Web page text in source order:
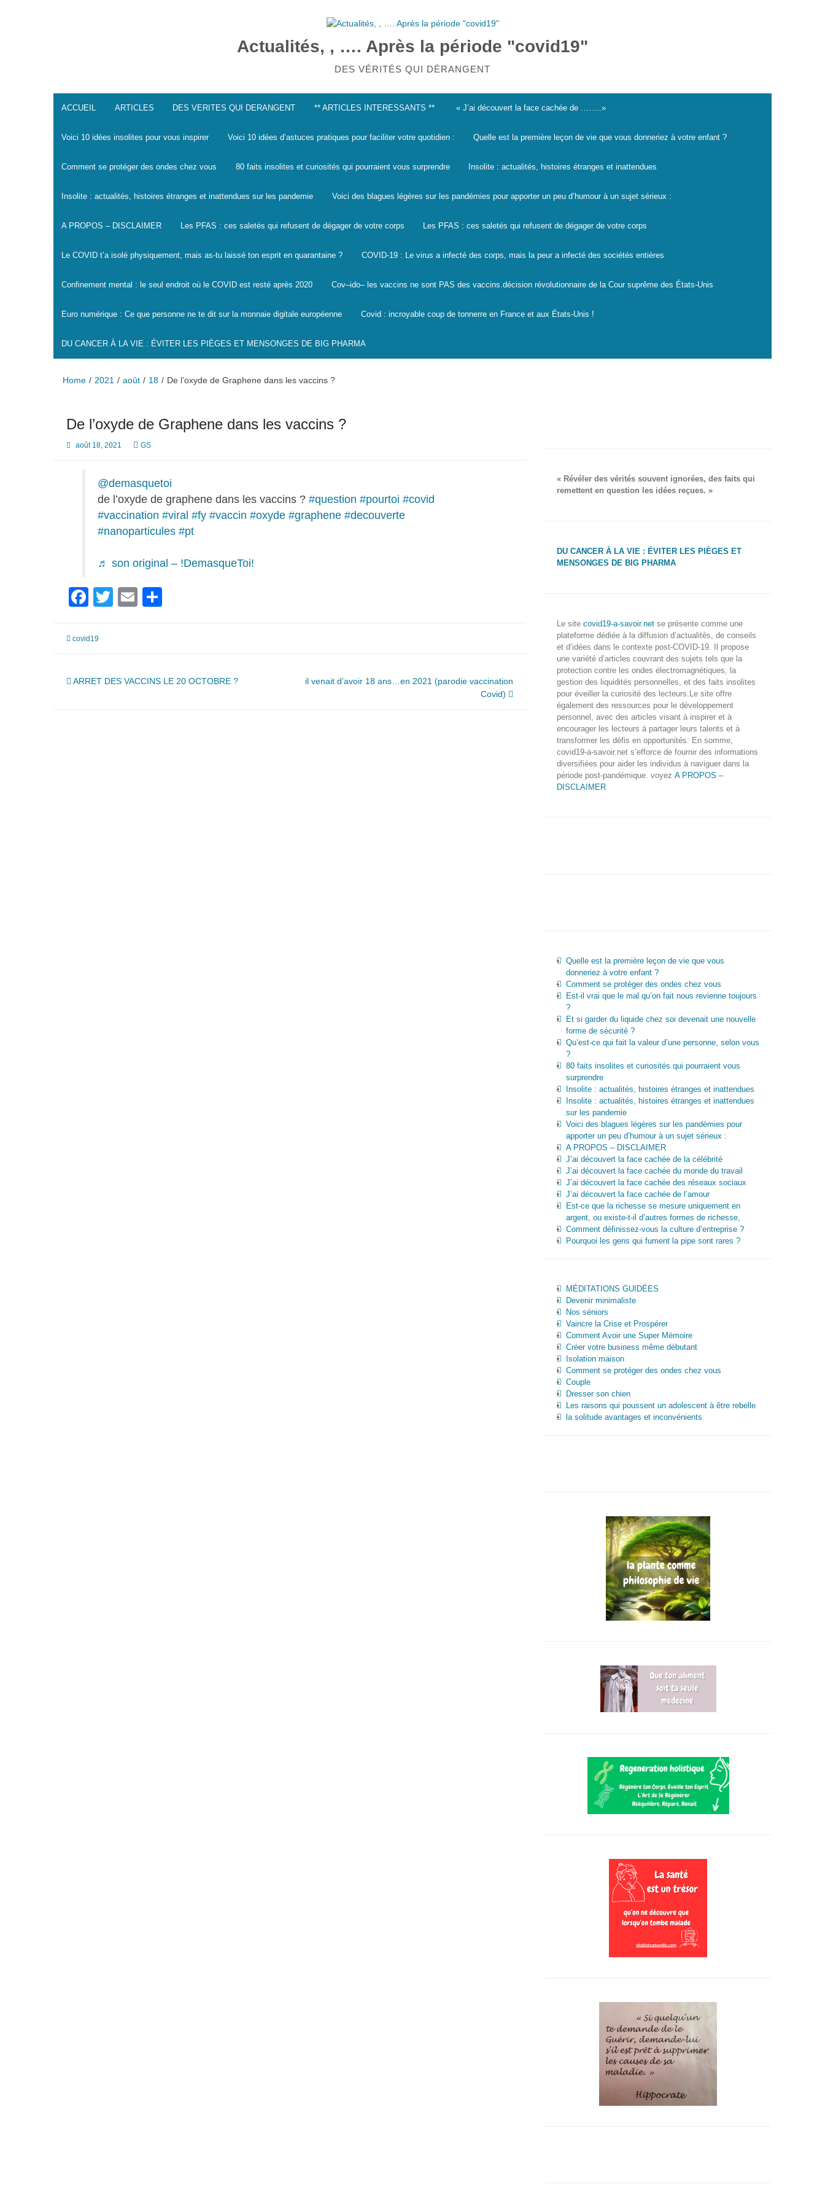
Actualités, , …. Après la période "covid19"
DES VÉRITÉS QUI DÉRANGENT
ACCUEIL ARTICLES DES VERITES QUI DERANGENT ** ARTICLES INTERESSANTS ** « J’ai découvert la face cachée de ……..»
Voici 10 idées insolites pour vous inspirer Voici 10 idées d’astuces pratiques pour faciliter votre quotidien : Quelle est la première leçon de vie que vous donneriez à votre enfant ?
Comment se protéger des ondes chez vous 80 faits insolites et curiosités qui pourraient vous surprendre Insolite : actualités, histoires étranges et inattendues
Insolite : actualités, histoires étranges et inattendues sur les pandemie Voici des blagues légères sur les pandémies pour apporter un peu d’humour à un sujet sérieux :
A PROPOS – DISCLAIMER Les PFAS : ces saletés qui refusent de dégager de votre corps Les PFAS : ces saletés qui refusent de dégager de votre corps
Le COVID t’a isolé physiquement, mais as-tu laissé ton esprit en quarantaine ? COVID-19 : Le virus a infecté des corps, mais la peur a infecté des sociétés entières
Confinement mental : le seul endroit où le COVID est resté après 2020 Cov–ido– les vaccins ne sont PAS des vaccins.décision révolutionnaire de la Cour suprême des États-Unis
Euro numérique : Ce que personne ne te dit sur la monnaie digitale européenne Covid : incroyable coup de tonnerre en France et aux États-Unis !
DU CANCER À LA VIE : ÉVITER LES PIÈGES ET MENSONGES DE BIG PHARMA
Home 2021 août 18 De l’oxyde de Graphene dans les vaccins ?
De l’oxyde de Graphene dans les vaccins ?
août 18, 2021 GS
@demasquetoi
de l’oxyde de graphene dans les vaccins ?#question #pourtoi #covid
#vaccination #viral #fy #vaccin #oxyde #graphene #decouverte
#nanoparticules #pt
♬ son original – !DemasqueToi!
Facebook
TwitterEmail
covid19
Navigation
ARRET DES VACCINS LE 20 OCTOBRE ?
il venait d’avoir 18 ans…en 2021 (parodie vaccination
Covid)
« Révéler des vérités souvent ignorées, des faits qui
remettent en question les idées reçues. »
DU CANCER À LA VIE : ÉVITER LES PIÈGES ET
MENSONGES DE BIG PHARMA
Le site covid19-a-savoir.netse présente comme une
plateforme dédiée à la diffusion d’actualités, de conseils
et d’idées dans le contexte post-COVID-19. Il propose
une variété d’articles couvrant des sujets tels que la
protection contre les ondes électromagnétiques, la
gestion des liquidités personnelles, et des faits insolites
pour éveiller la curiosité des lecteurs.Le site offre
également des ressources pour le développement
personnel, avec des articles visant à inspirer et à
encourager les lecteurs à partager leurs talents et à
transformer les défis en opportunités. En somme,
covid19-a-savoir.net s’efforce de fournir des informations
diversifiées pour aider les individus à naviguer dans la
période post-pandémique. voyez A PROPOS –
DISCLAIMER
Quelle est la première leçon de vie que vous
donneriez à votre enfant ?
Comment se protéger des ondes chez vous
Est-il vrai que le mal qu’on fait nous revienne toujours
?
Et si garder du liquide chez soi devenait une nouvelle
forme de sécurité ?
Qu’est-ce qui fait la valeur d’une personne, selon vous
?
80 faits insolites et curiosités qui pourraient vous
surprendre
Insolite : actualités, histoires étranges et inattendues
Insolite : actualités, histoires étranges et inattendues
sur les pandemie
Voici des blagues légères sur les pandémies pour
apporter un peu d’humour à un sujet sérieux :
A PROPOS – DISCLAIMER
J’ai découvert la face cachée de la célébrité
J’ai découvert la face cachée du monde du travail
J’ai découvert la face cachée des réseaux sociaux
J’ai découvert la face cachée de l’amour
Est-ce que la richesse se mesure uniquement en
argent, ou existe-t-il d’autres formes de richesse,
Comment définissez-vous la culture d’entreprise ?
Pourquoi les gens qui fument la pipe sont rares ?
MÉDITATIONS GUIDÉES
Devenir minimaliste
Nos séniors
Vaincre la Crise et Prospérer
Comment Avoir une Super Mémoire
Créer votre business même débutant
Isolation maison
Comment se protéger des ondes chez vous
Couple
Dresser son chien
Les raisons qui poussent un adolescent à être rebelle
la solitude avantages et inconvénients